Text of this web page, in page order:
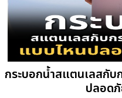
กระบอกน้ำสแตนเลสกั
ปลอด